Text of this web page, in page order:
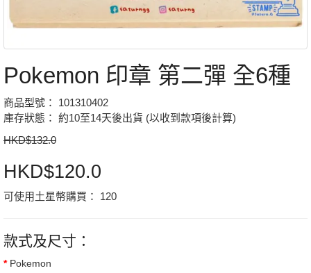
Pokemon 印章 第二彈 全6種
商品型號： 101310402
庫存狀態： 約10至14天後出貨 (以收到款項後計算)
HKD$132.0
HKD$120.0
可使用土星幣購買： 120
款式及尺寸：
Pokemon